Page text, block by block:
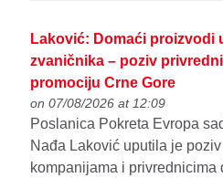
Laković: Domaći proizvodi
zvaničnika – poziv
promociju Crne Gore
on 07/08/2026 at 12:09
Poslanica Pokreta Evropa
Nađa Laković uputila je
kompanijama i privrednicima